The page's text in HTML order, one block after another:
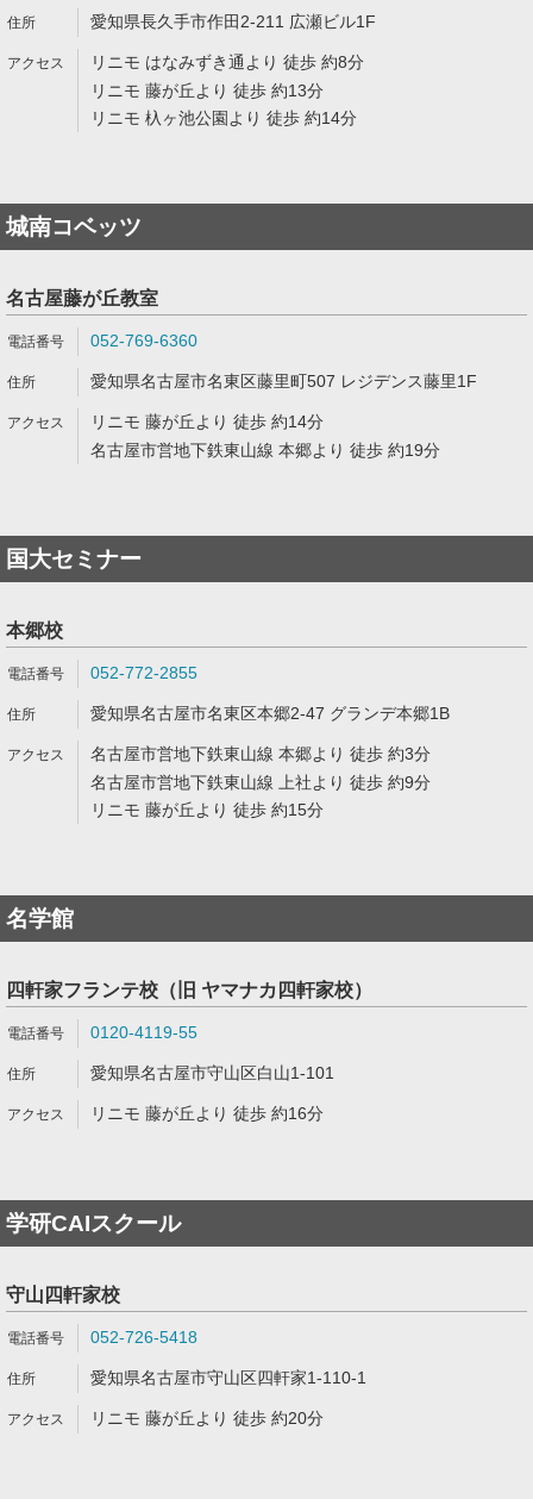
愛知県長久手市作田2-211 広瀬ビル1F
リニモ はなみずき通より 徒歩 約8分
リニモ 藤が丘より 徒歩 約13分
リニモ 杁ヶ池公園より 徒歩 約14分
城南コベッツ
名古屋藤が丘教室
052-769-6360
愛知県名古屋市名東区藤里町507 レジデンス藤里1F
リニモ 藤が丘より 徒歩 約14分
名古屋市営地下鉄東山線 本郷より 徒歩 約19分
国大セミナー
本郷校
052-772-2855
愛知県名古屋市名東区本郷2-47 グランデ本郷1B
名古屋市営地下鉄東山線 本郷より 徒歩 約3分
名古屋市営地下鉄東山線 上社より 徒歩 約9分
リニモ 藤が丘より 徒歩 約15分
名学館
四軒家フランテ校（旧 ヤマナカ四軒家校）
0120-4119-55
愛知県名古屋市守山区白山1-101
リニモ 藤が丘より 徒歩 約16分
学研CAIスクール
守山四軒家校
052-726-5418
愛知県名古屋市守山区四軒家1-110-1
リニモ 藤が丘より 徒歩 約20分